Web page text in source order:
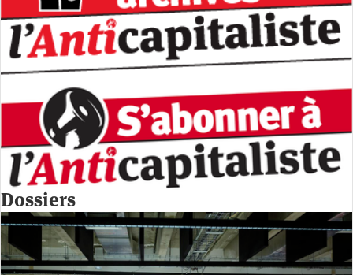
Dossiers